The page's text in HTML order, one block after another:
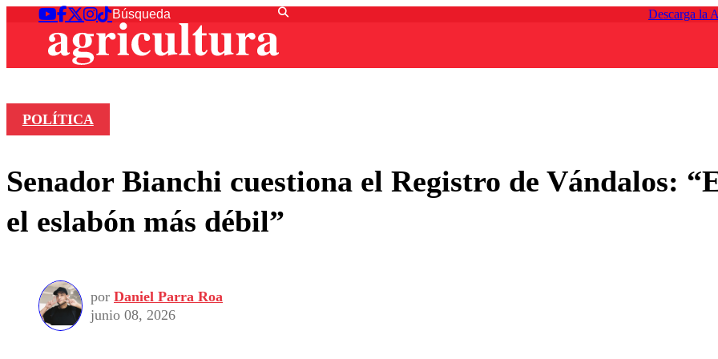
Descarga la
POLÍTICA
Senador Bianchi cuestiona el Registro de Vándalos:
el eslabón más débil”
por Daniel Parra Roa
junio 08, 2026